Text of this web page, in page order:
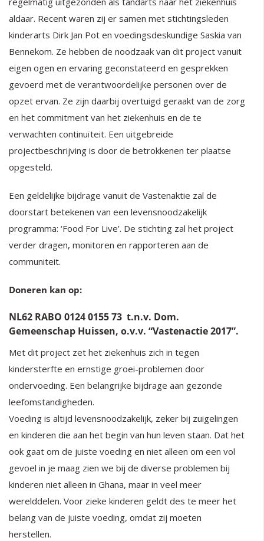
aldaar. Recent waren zij er samen met stichtingsleden
kinderarts Dirk Jan Pot en voedingsdeskundige Saskia van
Bennekom. Ze hebben de noodzaak van dit project vanuit
eigen ogen en ervaring geconstateerd en gesprekken
gevoerd met de verantwoordelijke personen over de
opzet ervan. Ze zijn daarbij overtuigd geraakt van de zorg
en het commitment van het ziekenhuis en de te
verwachten continuïteit. Een uitgebreide
projectbeschrijving is door de betrokkenen ter plaatse
opgesteld.
Een geldelijke bijdrage vanuit de Vastenaktie zal de
doorstart betekenen van een levensnoodzakelijk
programma: ‘Food For Live’. De stichting zal het project
verder dragen, monitoren en rapporteren aan de
communiteit.
Doneren kan op:
NL62 RABO 0124 0155 73 t.n.v. Dom.
Gemeenschap Huissen, o.v.v. “Vastenactie 2017”.
Met dit project zet het ziekenhuis zich in tegen
kindersterfte en ernstige groei-problemen door
ondervoeding. Een belangrijke bijdrage aan gezonde
leefomstandigheden.
Voeding is altijd levensnoodzakelijk, zeker bij zuigelingen
en kinderen die aan het begin van hun leven staan. Dat het
ook gaat om de juiste voeding en niet alleen om een vol
gevoel in je maag zien we bij de diverse problemen bij
kinderen niet alleen in Ghana, maar in veel meer
werelddelen. Voor zieke kinderen geldt des te meer het
belang van de juiste voeding, omdat zij moeten
herstellen.